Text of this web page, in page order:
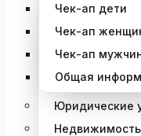
Чек-ап дети
Чек-ап
Чек-ап
Общая
Юридические
Недвижимость